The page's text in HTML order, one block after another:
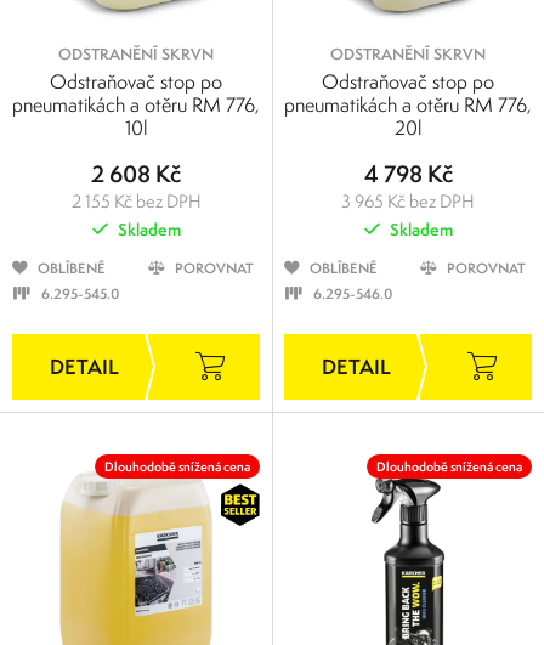
ODSTRANĚNÍ SKRVN
Odstraňovač stop po
pneumatikách a otěru RM 776,
10l
2 608 Kč
2 155 Kč bez DPH
Skladem
OBLÍBENÉ
POROVNAT
6.295-545.0
ODSTRANĚNÍ SKRVN
Odstraňovač stop po
pneumatikách a otěru RM 776,
20l
4 798 Kč
3 965 Kč bez DPH
Skladem
OBLÍBENÉ
POROVNAT
6.295-546.0
Dlouhodobě snížená cena Dlouhodobě snížená cena